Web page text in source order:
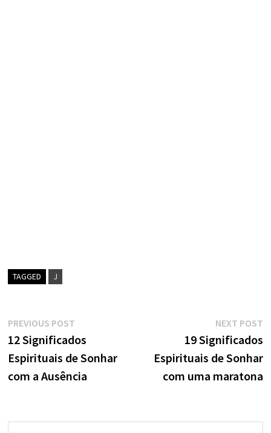
TAGGED J
Navegação
de
artigos
PREVIOUS POSTPrevious
post:
12 Significados
Espirituais de Sonhar
com a Ausência
NEXT POST
19 Significados
Espirituais de Sonhar
com uma maratona